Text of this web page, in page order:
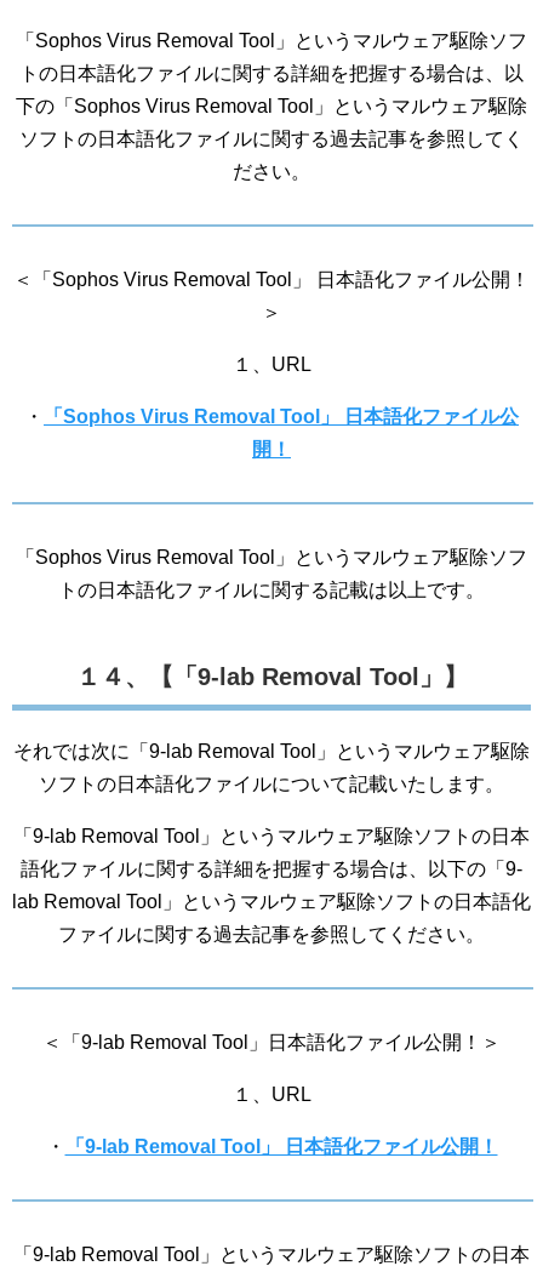
「Sophos Virus Removal Tool」というマルウェア駆除ソフ
トの日本語化ファイルに関する詳細を把握する場合は、以
下の「Sophos Virus Removal Tool」というマルウェア駆除
ソフトの日本語化ファイルに関する過去記事を参照してく
ださい。
＜「Sophos Virus Removal Tool」 日本語化ファイル公開！
＞
１、URL
・
「Sophos Virus Removal Tool」 日本語化ファイル公
開！
「Sophos Virus Removal Tool」というマルウェア駆除ソフ
トの日本語化ファイルに関する記載は以上です。
１４、【「9-lab Removal Tool」】
それでは次に「9-lab Removal Tool」というマルウェア駆除
ソフトの日本語化ファイルについて記載いたします。
「9-lab Removal Tool」というマルウェア駆除ソフトの日本
語化ファイルに関する詳細を把握する場合は、以下の「9-
lab Removal Tool」というマルウェア駆除ソフトの日本語化
ファイルに関する過去記事を参照してください。
＜「9-lab Removal Tool」日本語化ファイル公開！＞
１、URL
・ 「9-lab Removal Tool」 日本語化ファイル公開！
「9-lab Removal Tool」というマルウェア駆除ソフトの日本